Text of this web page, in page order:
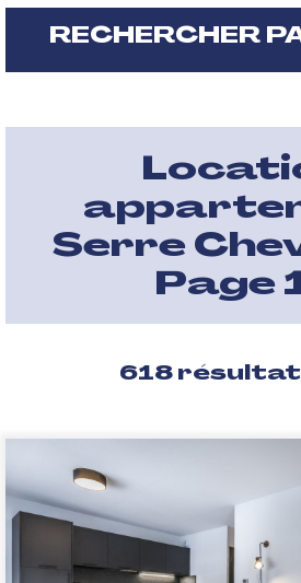
RECHERCHER
Serre
Page
618